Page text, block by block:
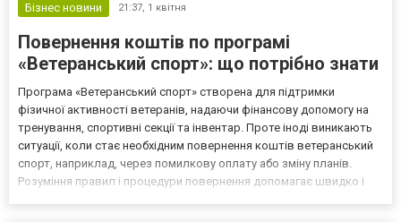
Бізнес новини 21:37, 1 квітня
Повернення коштів по програмі
«Ветеранський спорт»: що потрібно знати
Програма «Ветеранський спорт» створена для підтримки
фізичної активності ветеранів, надаючи фінансову допомогу на
тренування, спортивні секції та інвентар. Проте іноді виникають
ситуації, коли стає необхідним повернення коштів ветеранський
спорт, наприклад, через помилкову оплату або зміну планів.
Розуміння правил і процедури повернення допомагає швидко і